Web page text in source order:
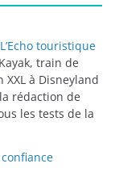
touristique
train de
XXL à Disneyland
rédaction de
les tests de la